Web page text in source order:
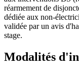
réarmement de
dédiée aux non-
validée par un avis
stage.
Modalités